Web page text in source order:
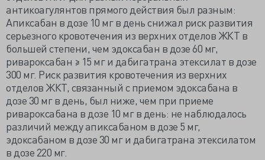
антикоагулянтов прямого действия был разным:
Апиксабан в дозе 10 мг в день снижал риск развития
серьезного кровотечения из верхних отделов ЖКТ в
большей степени, чем эдоксабан в дозе 60 мг,
ривароксабан ≥ 15 мг и дабигатрана этексилат в дозе
300 мг. Риск развития кровотечения из верхних
отделов ЖКТ, связанный с приемом эдоксабана в
дозе 30 мг в день, был ниже, чем при приеме
ривароксабана в дозе 10 мг в день: не наблюдалось
различий между апиксабаном в дозе 5 мг,
эдоксабаном в дозе 30 мг и дабигатрана этексилатом
в дозе 220 мг.